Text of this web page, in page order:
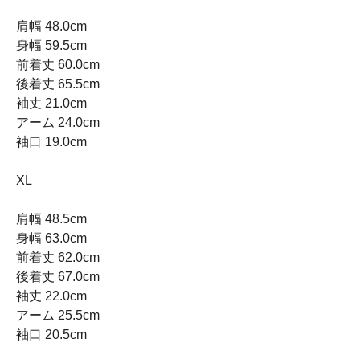
肩幅 48.0cm
身幅 59.5cm
前着丈 60.0cm
後着丈 65.5cm
袖丈 21.0cm
アーム 24.0cm
袖口 19.0cm
XL
肩幅 48.5cm
身幅 63.0cm
前着丈 62.0cm
後着丈 67.0cm
袖丈 22.0cm
アーム 25.5cm
袖口 20.5cm